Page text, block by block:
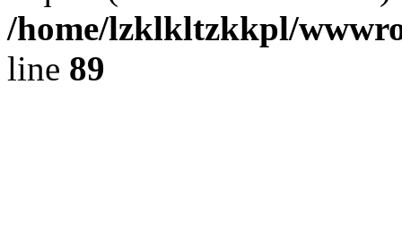
/home/lzklkltzkkpl/
line 89